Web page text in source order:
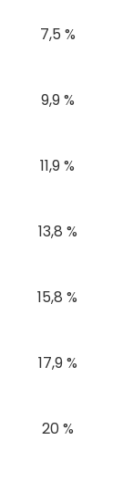
7,5 %
9,9 %
11,9 %
13,8 %
15,8 %
17,9 %
20 %